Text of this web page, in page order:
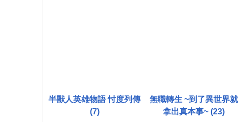
半獸人英雄物語 忖度列傳
(7)
無職轉生 ~到了異世界就
拿出真本事~ (23)